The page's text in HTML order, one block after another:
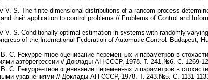
V. S. The finite-dimensional distributions of а random process
their application to control problems // Problems of Control and
V. S. Conditionally optimal estimation in systems with randomly
of the International Federation of Automatic Control. Budapest,
В. С. Рекуррентное оценивание переменных и параметров в
авторегрессии // Доклады АН СССР, 1978. Т. 241.№6. С. 1269-
В. С. Рекуррентное оценивание переменных и параметров в
уравнениями // Доклады АН СССР, 1978. Т. 243.№5. С. 1131-